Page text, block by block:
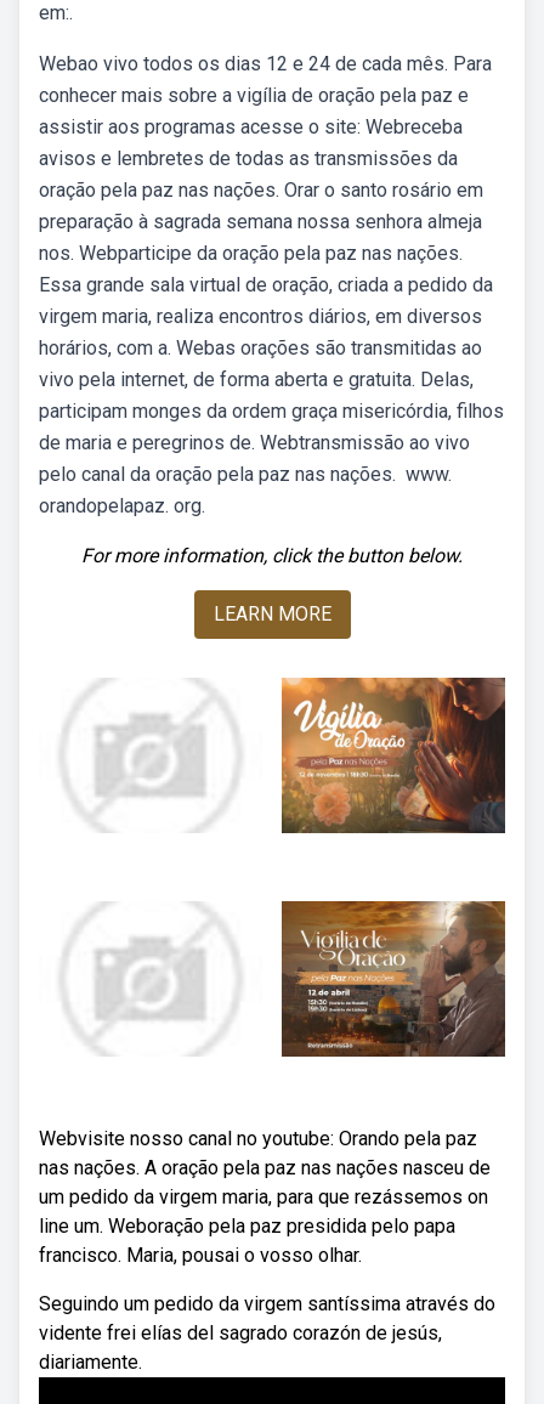
em:.
Webao vivo todos os dias 12 e 24 de cada mês. Para
conhecer mais sobre a vigília de oração pela paz e
assistir aos programas acesse o site: Webreceba
avisos e lembretes de todas as transmissões da
oração pela paz nas nações. Orar o santo rosário em
preparação à sagrada semana nossa senhora almeja
nos. Webparticipe da oração pela paz nas nações.
Essa grande sala virtual de oração, criada a pedido da
virgem maria, realiza encontros diários, em diversos
horários, com a. Webas orações são transmitidas ao
vivo pela internet, de forma aberta e gratuita. Delas,
participam monges da ordem graça misericórdia, filhos
de maria e peregrinos de. Webtransmissão ao vivo
pelo canal da oração pela paz nas nações. ️ www.
orandopelapaz. org.
For more information, click the button below.
LEARN MORE
Webvisite nosso canal no youtube: Orando pela paz
nas nações. A oração pela paz nas nações nasceu de
um pedido da virgem maria, para que rezássemos on
line um. Weboração pela paz presidida pelo papa
francisco. Maria, pousai o vosso olhar.
Seguindo um pedido da virgem santíssima através do
vidente frei elías del sagrado corazón de jesús,
diariamente.